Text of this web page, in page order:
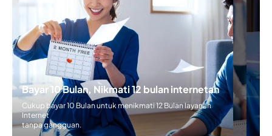
Bayar 10 Bulan, Nikmati 12 bulan internetan
Cukup bayar 10 Bulan untuk menikmati 12 Bulan layanan
Internet
tanpa gangguan.